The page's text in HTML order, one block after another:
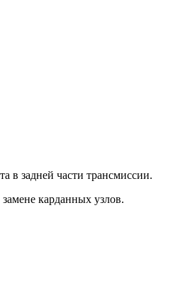
в задней части трансмиссии.
карданных узлов.